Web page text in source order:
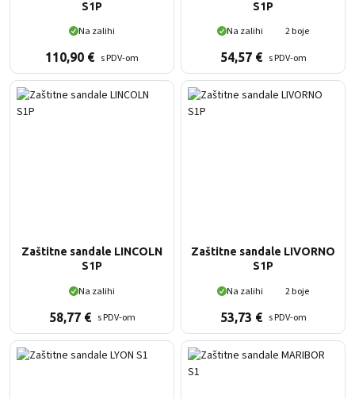
S1P
Na zalihi
110,90 € s PDV-om
S1P
Na zalihi
2 boje
54,57 € s PDV-om
Zaštitne sandale LINCOLN
S1P
Na zalihi
58,77 € s PDV-om
Zaštitne sandale LIVORNO
S1P
Na zalihi
2 boje
53,73 € s PDV-om